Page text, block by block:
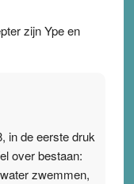
zijn Ype en
in de eerste druk
over bestaan:
zwemmen,